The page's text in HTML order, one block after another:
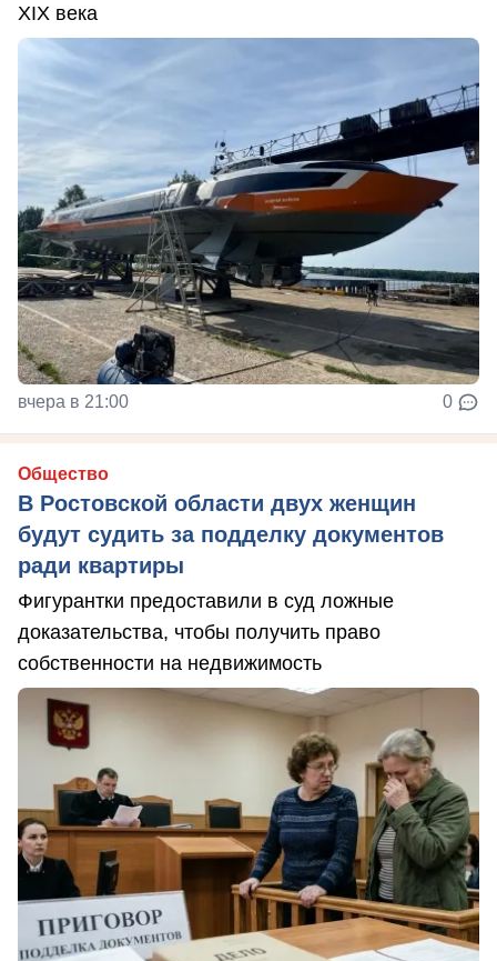
XIX века
вчера в 21:00 0
Общество
В Ростовской области двух женщин
будут судить за подделку документов
ради квартиры
Фигурантки предоставили в суд ложные
доказательства, чтобы получить право
собственности на недвижимость